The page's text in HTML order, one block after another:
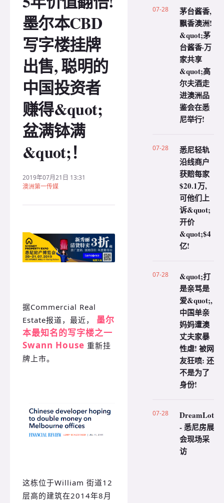
墨尔本CBD
写字楼挂牌
出售, 聪明的
中国投资者
赚得&quot;
盆满钵满
&quot;！
2019年07月21日 13:31
澳洲第一传媒
据Commercial Real
Estate报道，最近， 墨尔
本最知名的写字楼之一
Swann House 重新挂
牌上市。
这栋位于William 街道12
层高的建筑在2014年8月
07-28
茅台酱香,
飘香澳洲!
&quot;茅
台酱香·万
家共享
&quot;高
尔夫酒走
进澳洲品
鉴会在悉
尼举行!
07-28
悉尼轻轨
沿线商户
获赔每家
$20.1万,
可他们上
诉&quot;
开价
&quot;$4
亿!
07-28
&quot;打
是亲骂是
爱&quot;,
中国单亲
妈妈遭澳
丈夫家暴
性虐! 被网
友狂喷: 还
不是为了
身份!
07-28
DreamLot
- 悉尼房展
会现场采
访